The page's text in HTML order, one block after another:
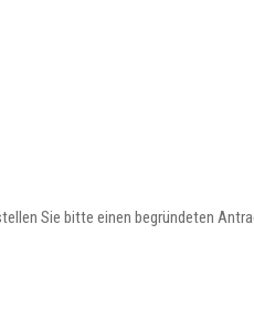
Sie bitte einen begründeten